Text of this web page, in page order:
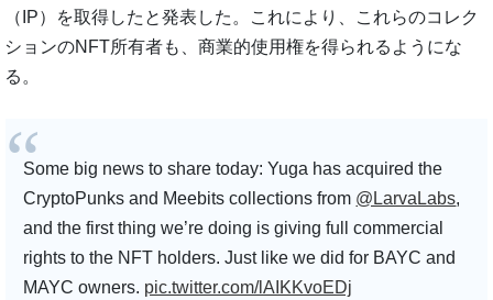
（IP）を取得したと発表した。これにより、これらのコレク
ションのNFT所有者も、商業的使用権を得られるようにな
る。
Some big news to share today: Yuga has acquired the
CryptoPunks and Meebits collections from @LarvaLabs,
and the first thing we’re doing is giving full commercial
rights to the NFT holders. Just like we did for BAYC and
MAYC owners. pic.twitter.com/lAIKKvoEDj